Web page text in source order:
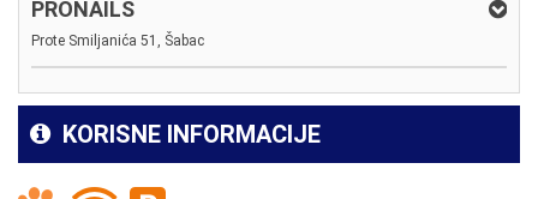
PRONAILS
Prote Smiljanića 51, Šabac
KORISNE INFORMACIJE